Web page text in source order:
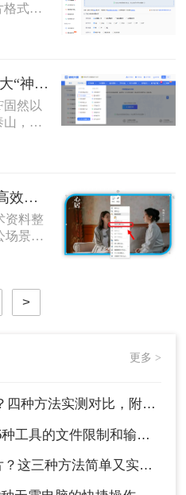
格式的
交媒
PDF
一页
页 PDF
本文将
附带详
pdf怎么转换成jpg图片？4大“神操作”让文件处理效率飙升！
固然以
山，但
或二
重的
的彻
图片​
pdf怎么转图片？5种安全高效实测方法！
资料整
场景
（如
“翻
形、
更严
报多起
>
更多 >
实测对比，附各场景最优选！
文件限制和输出质量对比！
三种方法简单又实用！